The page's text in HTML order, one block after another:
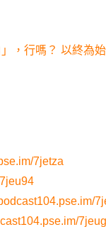
，行嗎？ 以終為
7jetza